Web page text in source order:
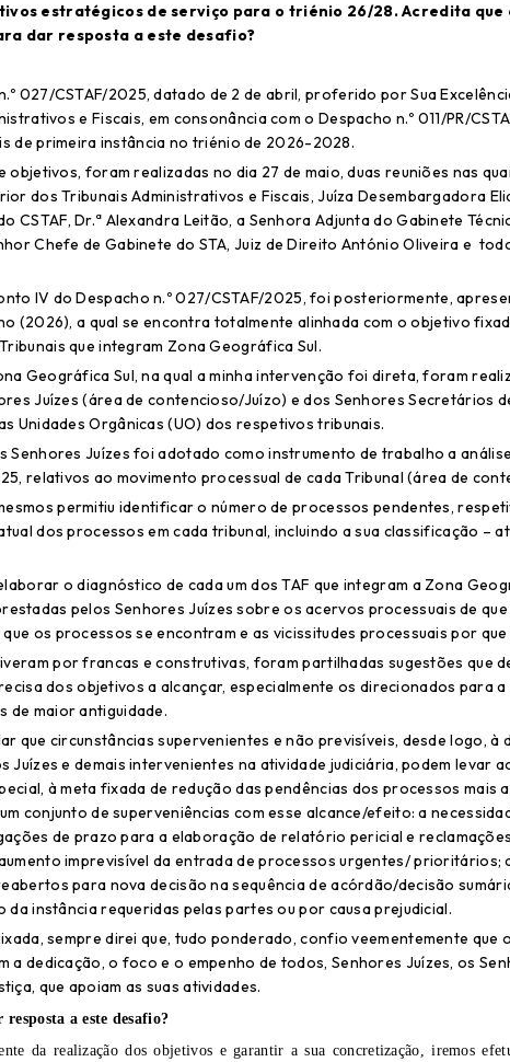
estratégicos de serviço para o triénio 26/28. Acredita que
dar resposta a este desafio?
027/CSTAF/2025, datado de 2 de abril, proferido por Sua
e Fiscais, em consonância com o Despacho n.º 011/PR/
de primeira instância no triénio de 2026-2028.
foram realizadas no dia 27 de maio, duas reuniões nas
dos Tribunais Administrativos e Fiscais, Juíza Desembargadora
CSTAF, Dr.ª Alexandra Leitão, a Senhora Adjunta do Gabinete
Chefe de Gabinete do STA, Juiz de Direito António Oliveira e
IV do Despacho n.º 027/CSTAF/2025, foi posteriormente,
(2026), a qual se encontra totalmente alinhada com o objetivo
que integram Zona Geográfica Sul.
Geográfica Sul, na qual a minha intervenção foi direta, foram
Juízes (área de contencioso/Juízo) e dos Senhores Secretários
Unidades Orgânicas (UO) dos respetivos tribunais.
Senhores Juízes foi adotado como instrumento de trabalho a
relativos ao movimento processual de cada Tribunal (área de
permitiu identificar o número de processos pendentes,
dos processos em cada tribunal, incluindo a sua classificação –
o diagnóstico de cada um dos TAF que integram a Zona
pelos Senhores Juízes sobre os acervos processuais de
os processos se encontram e as vicissitudes processuais por que
por francas e construtivas, foram partilhadas sugestões que
dos objetivos a alcançar, especialmente os direcionados para
de maior antiguidade.
que circunstâncias supervenientes e não previsíveis, desde logo, à
Juízes e demais intervenientes na atividade judiciária, podem levar
à meta fixada de redução das pendências dos processos mais
conjunto de superveniências com esse alcance/efeito: a
de prazo para a elaboração de relatório pericial e
imprevisível da entrada de processos urgentes/ prioritários;
para nova decisão na sequência de acórdão/decisão
da instância requeridas pelas partes ou por causa prejudicial.
sempre direi que, tudo ponderado, confio veementemente que
dedicação, o foco e o empenho de todos, Senhores Juízes, os
que apoiam as suas atividades.
a este desafio?
da realização dos objetivos e garantir a sua concretização, iremos